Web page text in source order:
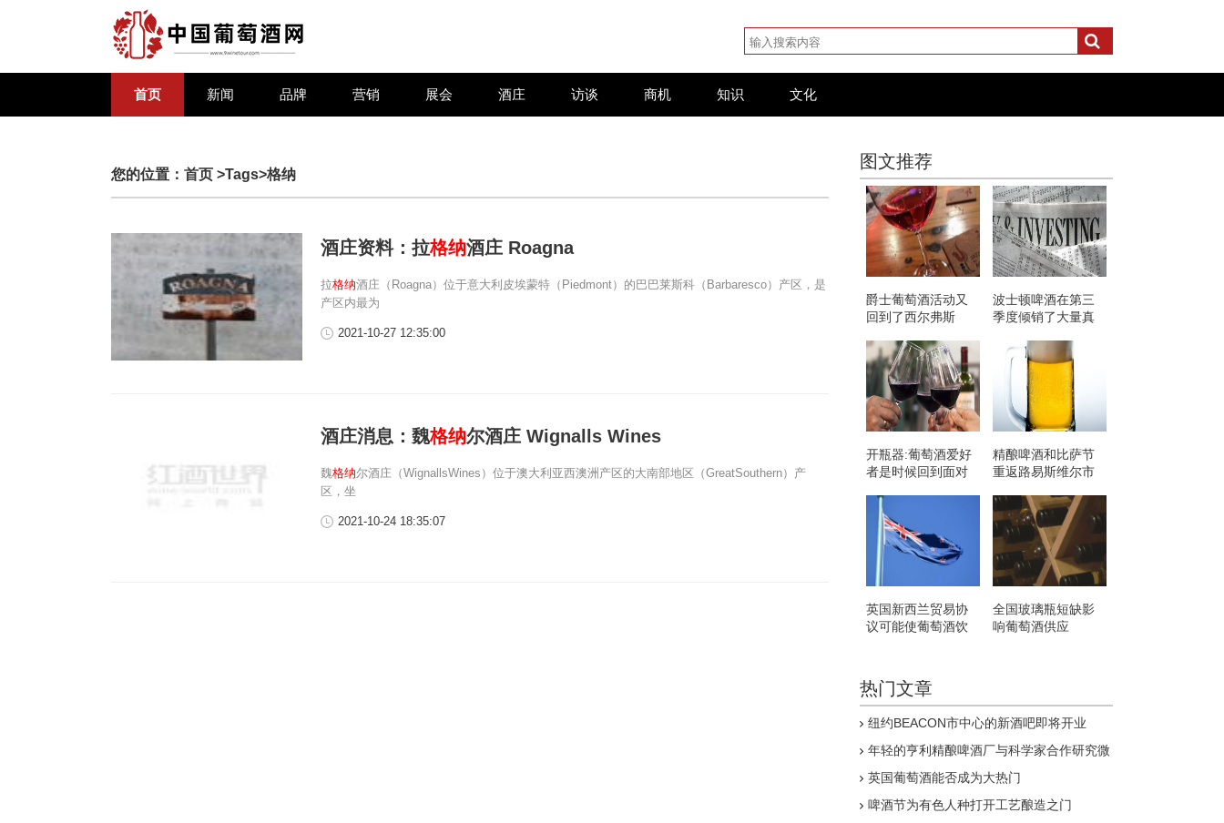
首页 新闻 品牌 营销 展会 酒庄 访谈 商机 知识 文化
您的位置： 首页 >Tags>格纳
酒庄资料：拉格纳酒庄 Roagna
拉格纳酒庄（Roagna）位于意大利皮埃蒙特（Piedmont）的巴巴莱斯科（Barbaresco）产区，是
产区内最为
2021-10-27 12:35:00
酒庄消息：魏格纳尔酒庄 Wignalls Wines
魏格纳尔酒庄（WignallsWines）位于澳大利亚西澳洲产区的大南部地区（GreatSouthern）产
区，坐
2021-10-24 18:35:07
图文推荐
爵士葡萄酒活动又
回到了西尔弗斯
波士顿啤酒在第三
季度倾销了大量真
开瓶器:葡萄酒爱好
者是时候回到面对
精酿啤酒和比萨节
重返路易斯维尔市
益
英国新西兰贸易协
议可能使葡萄酒饮
全国玻璃瓶短缺影
响葡萄酒供应
热门文章
纽约BEACON市中心的新酒吧即将开业
年轻的亨利精酿啤酒厂与科学家合作研究微
英国葡萄酒能否成为大热门
啤酒节为有色人种打开工艺酿造之门